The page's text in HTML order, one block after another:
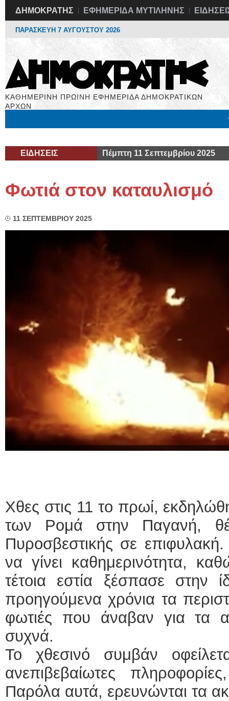
ΔΗΜΟΚΡΑΤΗΣ ΕΦΗΜΕΡΙΔΑ ΜΥΤΙΛΗΝΗΣ
ΠΑΡΑΣΚΕΥΗ 7 ΑΥΓΟΥΣΤΟΥ 2026
ΚΑΘΗΜΕΡΙΝΗ ΠΡΩΙΝΗ ΕΦΗΜΕΡΙΔΑ ΔΗΜΟΚΡΑΤΙΚΩΝ
ΑΡΧΩΝ
ΕΙΔΗΣΕΙΣ Πέμπτη 11 Σεπτεμβρίου 2025
Φωτιά στον καταυλισμό
11 ΣΕΠΤΕΜΒΡΙΟΥ 2025
Χθες στις 11 το πρωί,
των Ρομά στην Παγανή,
Πυροσβεστικής σε
να γίνει καθημερινότητα,
τέτοια εστία ξέσπασε στην
προηγούμενα χρόνια τα
φωτιές που άναβαν για τα
συχνά.
Το χθεσινό συμβάν
ανεπιβεβαίωτες
Παρόλα αυτά, ερευνώνται τα